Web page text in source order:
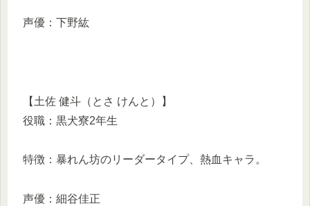
声優：下野紘
【土佐 健斗（とさ けんと）】
役職：黒犬寮2年生
特徴：暴れん坊のリーダータイプ、熱血キャラ。
声優：細谷佳正